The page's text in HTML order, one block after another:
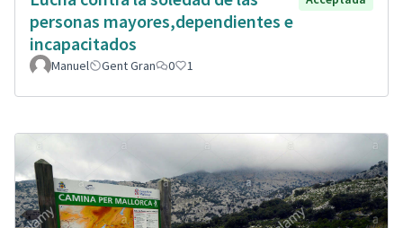
personas mayores,dependientes e
incapacitados
Manuel Gent Gran 0 1